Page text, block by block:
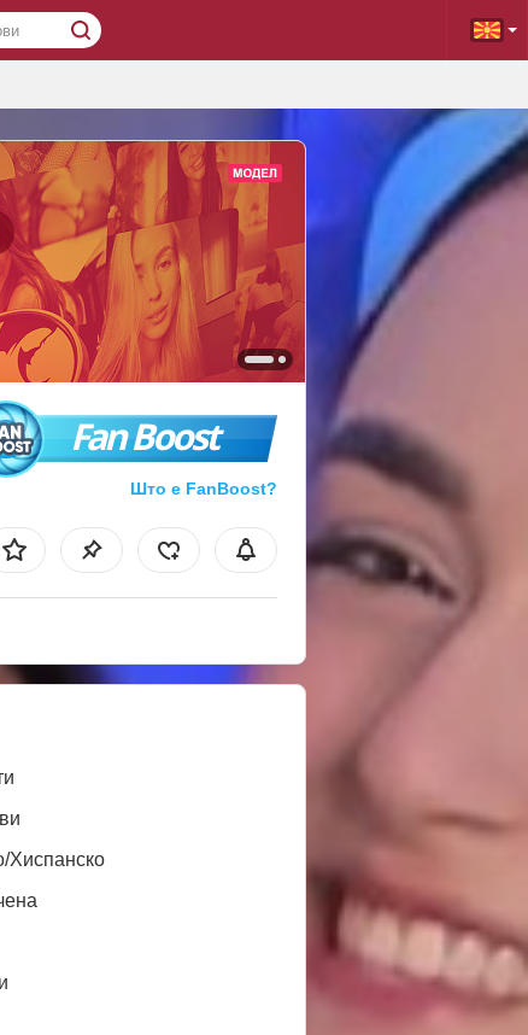
Fan Boost
Што е FanBoost?
Хиспанско